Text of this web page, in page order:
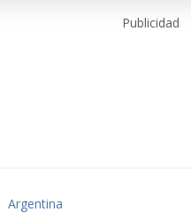
Publicidad
Argentina